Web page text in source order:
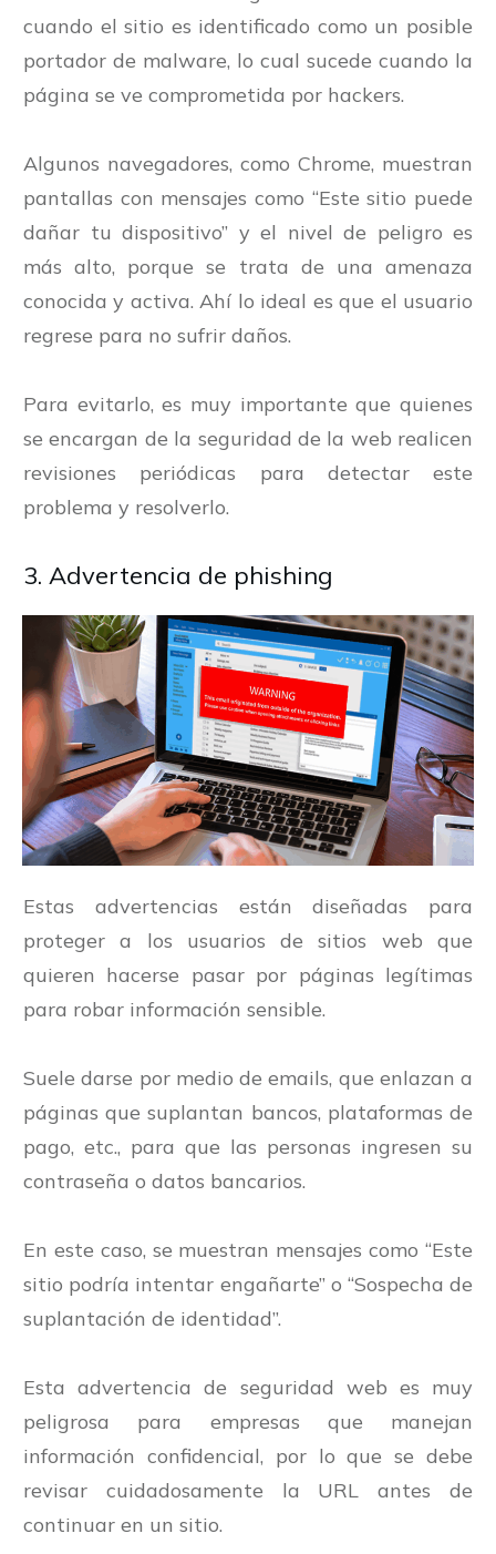
cuando el sitio es identificado como un posible
portador de malware, lo cual sucede cuando la
página se ve comprometida por hackers.
Algunos navegadores, como Chrome, muestran
pantallas con mensajes como “Este sitio puede
dañar tu dispositivo” y el nivel de peligro es
más alto, porque se trata de una amenaza
conocida y activa. Ahí lo ideal es que el usuario
regrese para no sufrir daños.
Para evitarlo, es muy importante que quienes
se encargan de la seguridad de la web realicen
revisiones periódicas para detectar este
problema y resolverlo.
3. Advertencia de phishing
Estas advertencias están diseñadas para
proteger a los usuarios de sitios web que
quieren hacerse pasar por páginas legítimas
para robar información sensible.
Suele darse por medio de emails, que enlazan a
páginas que suplantan bancos, plataformas de
pago, etc., para que las personas ingresen su
contraseña o datos bancarios.
En este caso, se muestran mensajes como “Este
sitio podría intentar engañarte” o “Sospecha de
suplantación de identidad”.
Esta advertencia de seguridad web es muy
peligrosa para empresas que manejan
información confidencial, por lo que se debe
revisar cuidadosamente la URL antes de
continuar en un sitio.